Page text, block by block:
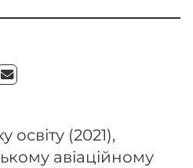
освіту (2021),
авіаційному